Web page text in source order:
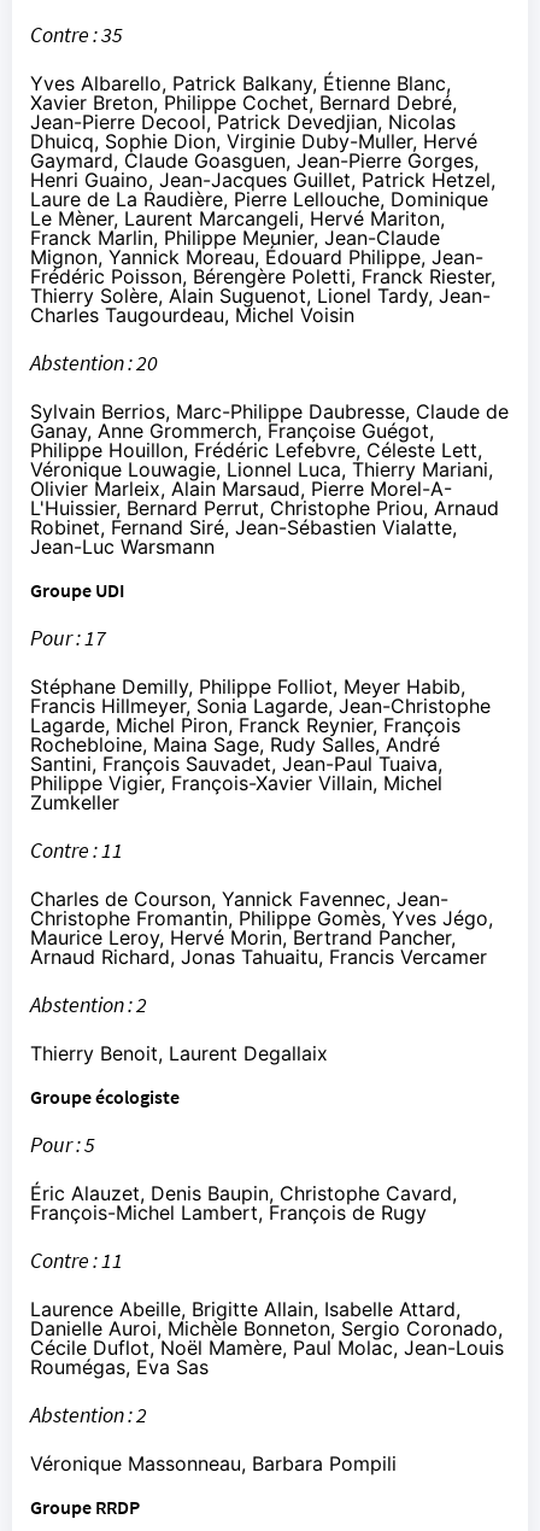
Contre : 35
Yves Albarello, Patrick Balkany, Étienne Blanc,
Xavier Breton, Philippe Cochet, Bernard Debré,
Jean-Pierre Decool, Patrick Devedjian, Nicolas
Dhuicq, Sophie Dion, Virginie Duby-Muller, Hervé
Gaymard, Claude Goasguen, Jean-Pierre Gorges,
Henri Guaino, Jean-Jacques Guillet, Patrick Hetzel,
Laure de La Raudière, Pierre Lellouche, Dominique
Le Mèner, Laurent Marcangeli, Hervé Mariton,
Franck Marlin, Philippe Meunier, Jean-Claude
Mignon, Yannick Moreau, Édouard Philippe, Jean-
Frédéric Poisson, Bérengère Poletti, Franck Riester,
Thierry Solère, Alain Suguenot, Lionel Tardy, Jean-
Charles Taugourdeau, Michel Voisin
Abstention : 20
Sylvain Berrios, Marc-Philippe Daubresse, Claude de
Ganay, Anne Grommerch, Françoise Guégot,
Philippe Houillon, Frédéric Lefebvre, Céleste Lett,
Véronique Louwagie, Lionnel Luca, Thierry Mariani,
Olivier Marleix, Alain Marsaud, Pierre Morel-A-
L'Huissier, Bernard Perrut, Christophe Priou, Arnaud
Robinet, Fernand Siré, Jean-Sébastien Vialatte,
Jean-Luc Warsmann
Groupe UDI
Pour : 17
Stéphane Demilly, Philippe Folliot, Meyer Habib,
Francis Hillmeyer, Sonia Lagarde, Jean-Christophe
Lagarde, Michel Piron, Franck Reynier, François
Rochebloine, Maina Sage, Rudy Salles, André
Santini, François Sauvadet, Jean-Paul Tuaiva,
Philippe Vigier, François-Xavier Villain, Michel
Zumkeller
Contre : 11
Charles de Courson, Yannick Favennec, Jean-
Christophe Fromantin, Philippe Gomès, Yves Jégo,
Maurice Leroy, Hervé Morin, Bertrand Pancher,
Arnaud Richard, Jonas Tahuaitu, Francis Vercamer
Abstention : 2
Thierry Benoit, Laurent Degallaix
Groupe écologiste
Pour : 5
Éric Alauzet, Denis Baupin, Christophe Cavard,
François-Michel Lambert, François de Rugy
Contre : 11
Laurence Abeille, Brigitte Allain, Isabelle Attard,
Danielle Auroi, Michèle Bonneton, Sergio Coronado,
Cécile Duflot, Noël Mamère, Paul Molac, Jean-Louis
Roumégas, Eva Sas
Abstention : 2
Véronique Massonneau, Barbara Pompili
Groupe RRDP